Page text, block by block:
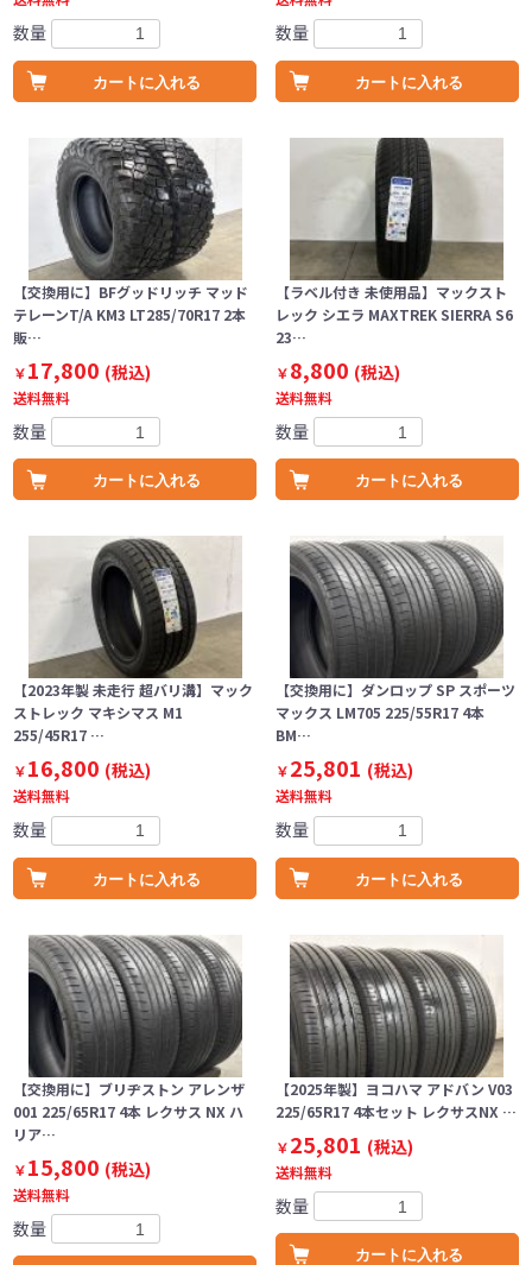
数量
カートに入れる
数量
カートに入れる
【交換用に】BFグッドリッチ マッド
テレーンT/A KM3 LT285/70R17 2本
販…
￥17,800 (税込)
送料無料
数量
カートに入れる
【ラベル付き 未使用品】マックスト
レック シエラ MAXTREK SIERRA S6
23…
￥8,800 (税込)
送料無料
数量
カートに入れる
【2023年製 未走行 超バリ溝】マック
ストレック マキシマス M1
255/45R17 …
￥16,800 (税込)
送料無料
数量
カートに入れる
【交換用に】ダンロップ SP スポーツ
マックス LM705 225/55R17 4本
BM…
￥25,801 (税込)
送料無料
数量
カートに入れる
【交換用に】ブリヂストン アレンザ
001 225/65R17 4本 レクサス NX ハ
リア…
￥15,800 (税込)
送料無料
数量
【2025年製】ヨコハマ アドバン V03
225/65R17 4本セット レクサスNX …
￥25,801 (税込)
送料無料
数量
カートに入れる